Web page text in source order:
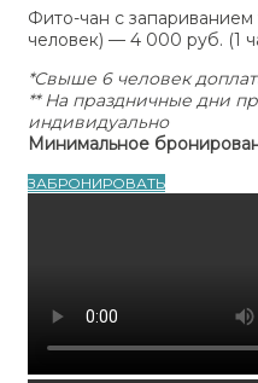
Фито-чан с
человек) — 4 000 руб. (1
*Свыше 6 человек
** На праздничные дни
индивидуально
Минимальное
ЗАБРОНИРОВАТЬ